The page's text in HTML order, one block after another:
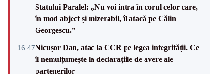
Statului Paralel: „Nu voi intra în corul celor care,
în mod abject și mizerabil, îl atacă pe Călin
Georgescu.”
16:47Nicușor Dan, atac la CCR pe legea integrității. Ce
îl nemulțumește la declarațiile de avere ale
partenerilor